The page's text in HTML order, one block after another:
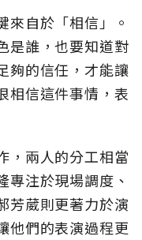
來自於「相信」。
是誰，也要知道對
夠的信任，才能讓
相信這件事情，表
，兩人的分工相當
專注於現場調度、
芳葳則更著力於演
他們的表演過程更